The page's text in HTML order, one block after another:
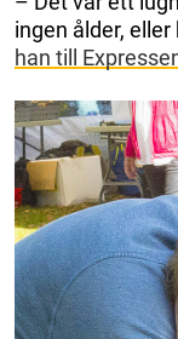
ingen ålder,
han till